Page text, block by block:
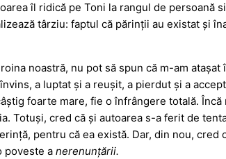
îl ridică pe Toni la rangul de
târziu: faptul că părinții au existat și
noastră, nu pot să spun că m-am
a luptat și a reușit, a pierdut și a
foarte mare, fie o înfrângere totală.
Totuși, cred că și autoarea s-a ferit de
pentru că ea există. Dar, din nou,
poveste anerenunțării.